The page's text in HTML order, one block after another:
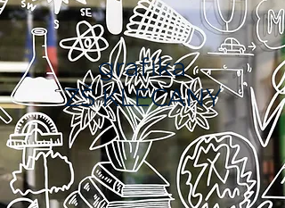
grafika
ZŠ KLECANY